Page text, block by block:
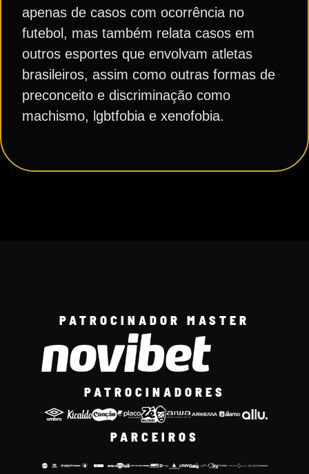
apenas de casos com ocorrência no
futebol, mas também relata casos em
outros esportes que envolvam atletas
brasileiros, assim como outras formas de
preconceito e discriminação como
machismo, lgbtfobia e xenofobia.
PATROCINADOR MASTER
PATROCINADORES
PARCEIROS